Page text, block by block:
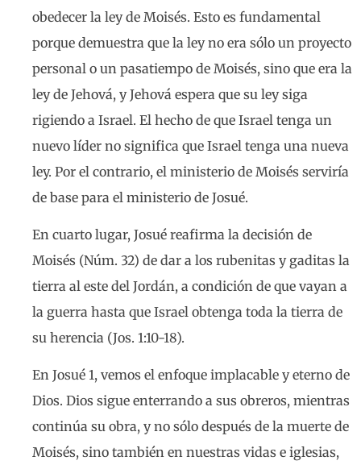
obedecer la ley de Moisés. Esto es fundamental
porque demuestra que la ley no era sólo un proyecto
personal o un pasatiempo de Moisés, sino que era la
ley de Jehová, y Jehová espera que su ley siga
rigiendo a Israel. El hecho de que Israel tenga un
nuevo líder no significa que Israel tenga una nueva
ley. Por el contrario, el ministerio de Moisés serviría
de base para el ministerio de Josué.
En cuarto lugar, Josué reafirma la decisión de
Moisés (Núm. 32) de dar a los rubenitas y gaditas la
tierra al este del Jordán, a condición de que vayan a
la guerra hasta que Israel obtenga toda la tierra de
su herencia (Jos. 1:10-18).
En Josué 1, vemos el enfoque implacable y eterno de
Dios. Dios sigue enterrando a sus obreros, mientras
continúa su obra, y no sólo después de la muerte de
Moisés, sino también en nuestras vidas e iglesias,